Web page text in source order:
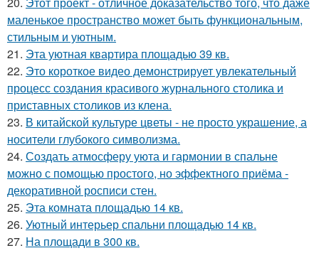
маленькое пространство может быть функциональным,
стильным и уютным.
21. Эта уютная квартира площадью 39 кв.
22. Это короткое видео демонстрирует увлекательный
процесс создания красивого журнального столика и
приставных столиков из клена.
23. В китайской культуре цветы - не просто украшение, а
носители глубокого символизма.
24. Создать атмосферу уюта и гармонии в спальне
можно с помощью простого, но эффектного приёма -
декоративной росписи стен.
25. Эта комната площадью 14 кв.
26. Уютный интерьер спальни площадью 14 кв.
27. На площади в 300 кв.